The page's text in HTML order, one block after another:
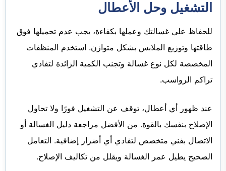
التشغيل وحل الأعطال
للحفاظ على غسالتك وعملها بكفاءة، يجب عدم تحميلها فوق
طاقتها وتوزيع الملابس بشكل متوازن. استخدم المنظفات
المخصصة لكل نوع غسالة وتجنب الكمية الزائدة لتفادي
تراكم الرواسب.
عند ظهور أي أعطال، توقف عن التشغيل فورًا ولا تحاول
الإصلاح بنفسك بالقوة. من الأفضل مراجعة دليل الغسالة أو
الاتصال بفني متخصص لتفادي أي أضرار إضافية. التعامل
الصحيح يطيل عمر الغسالة ويقلل من تكاليف الإصلاح.